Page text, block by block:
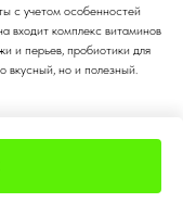
с учетом особенностей
входит комплекс витаминов
и перьев, пробиотики для
вкусный, но и полезный.